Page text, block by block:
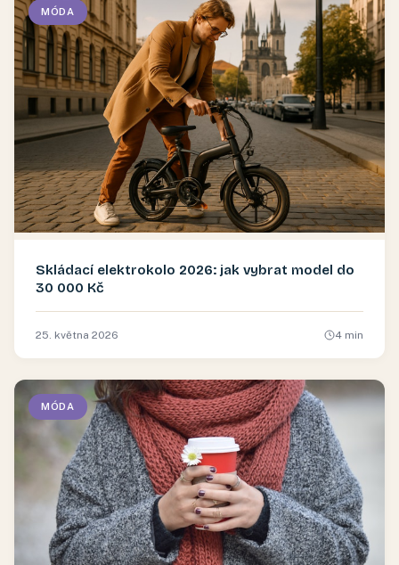
MÓDA
Skládací elektrokolo 2026: jak vybrat model do
30 000 Kč
25. května 2026 4 min
MÓDA